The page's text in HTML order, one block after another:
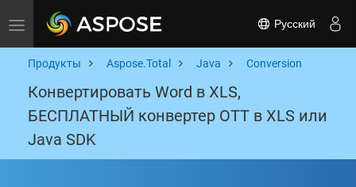
Toggle navigation Русский
Продукты Aspose.Total Java Conversion
Конвертировать Word в XLS,
БЕСПЛАТНЫЙ конвертер OTT в XLS или
Java SDK